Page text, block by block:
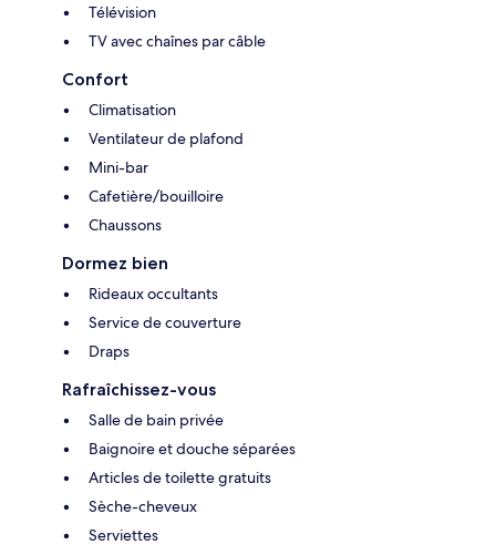
Télévision
TV avec chaînes par câble
Confort
Climatisation
Ventilateur de plafond
Mini-bar
Cafetière/bouilloire
Chaussons
Dormez bien
Rideaux occultants
Service de couverture
Draps
Rafraîchissez-vous
Salle de bain privée
Baignoire et douche séparées
Articles de toilette gratuits
Sèche-cheveux
Serviettes